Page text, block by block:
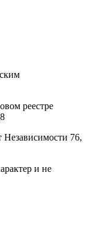
реестре
76,
и не